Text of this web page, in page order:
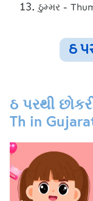
ઠુમ્મર -
ઠ
ઠ પરથી
Th in